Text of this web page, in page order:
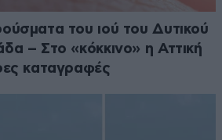
του ιού του Δυτικού
– Στο «κόκκινο» η Αττική
καταγραφές